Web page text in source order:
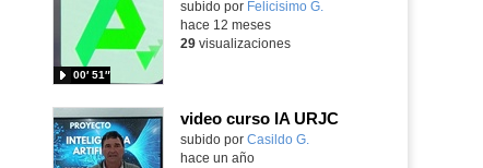
Contenido educativo.
subido por Felicisimo G.
00′ 51″
hace 12 meses
29visualizaciones
video curso IA URJC
Contenido educativo.
subido por Casildo G.
hace un año